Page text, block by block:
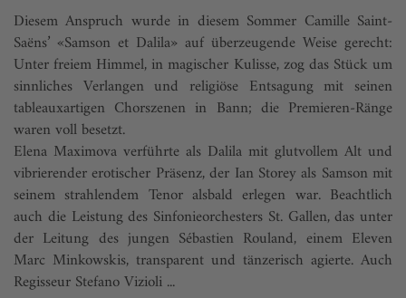
Diesem Anspruch wurde in diesem Sommer Camille Saint-
Saëns’ «Samson et Dalila» auf überzeugende Weise gerecht:
Unter freiem Himmel, in magischer Kulisse, zog das Stück um
sinnliches Verlangen und religiöse Entsagung mit seinen
tableauxartigen Chorszenen in Bann; die Premieren-Ränge
waren voll besetzt.
Elena Maximova verführte als Dalila mit glutvollem Alt und
vibrierender erotischer Präsenz, der Ian Storey als Samson mit
seinem strahlendem Tenor alsbald erlegen war. Beachtlich
auch die Leistung des Sinfonieorchesters St. Gallen, das unter
der Leitung des jungen Sébastien Rouland, einem Eleven
Marc Minkowskis, transparent und tänzerisch agierte. Auch
Regisseur Stefano Vizioli ...